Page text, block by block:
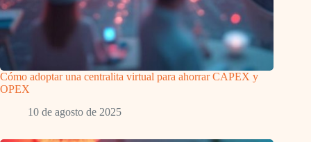
Cómo adoptar una centralita virtual para ahorrar CAPEX y
OPEX
10 de agosto de 2025